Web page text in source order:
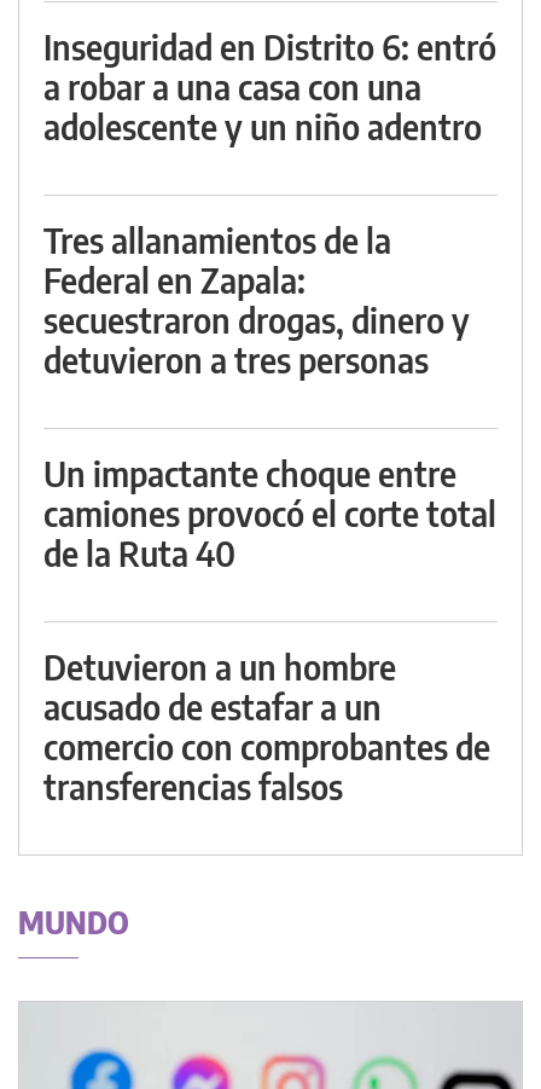
Inseguridad en Distrito 6: entró
a robar a una casa con una
adolescente y un niño adentro
Tres allanamientos de la
Federal en Zapala:
secuestraron drogas, dinero y
detuvieron a tres personas
Un impactante choque entre
camiones provocó el corte total
de la Ruta 40
Detuvieron a un hombre
acusado de estafar a un
comercio con comprobantes de
transferencias falsos
MUNDO